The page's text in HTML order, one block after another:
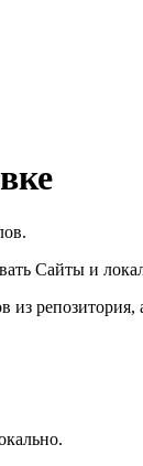
Сайты и